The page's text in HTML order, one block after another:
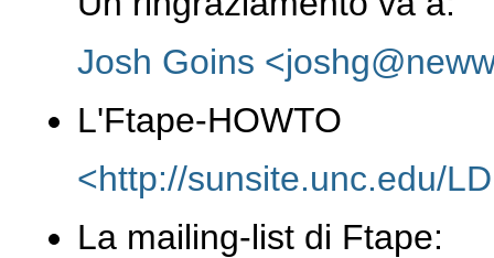
Josh Goins
L'Ftape-HOWTO
<http://sunsite.unc.edu/
La mailing-list di Ftape: